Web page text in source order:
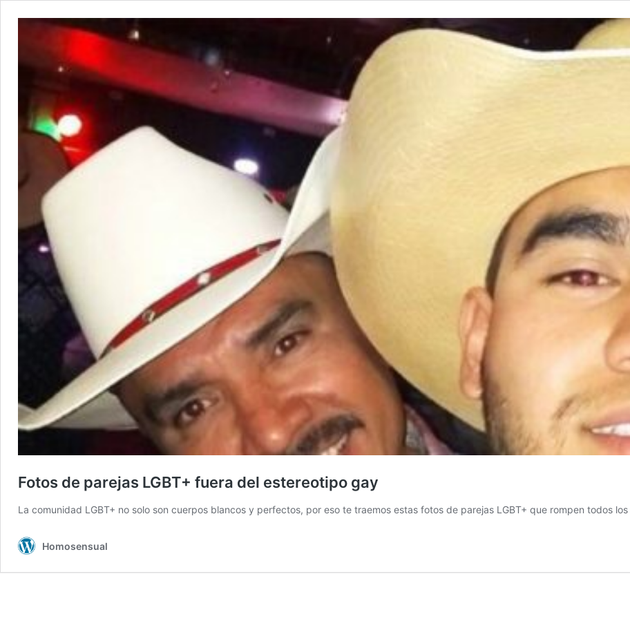
Fotos de parejas LGBT+ fuera del estereotipo gay
La comunidad LGBT+ no solo son cuerpos blancos y perfectos, por eso te traemos estas fotos de parejas LGBT+ que rompen todos
Homosensual